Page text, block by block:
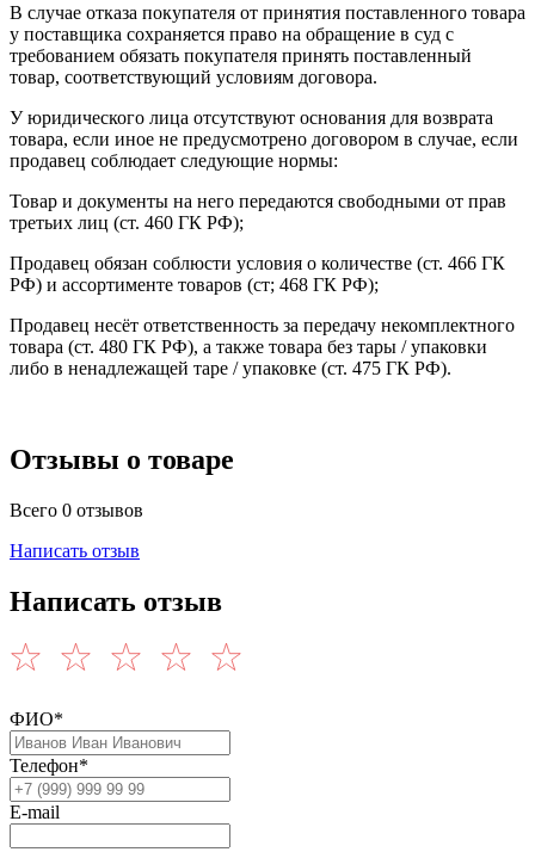
В случае отказа покупателя от принятия поставленного товара
у поставщика сохраняется право на обращение в суд с
требованием обязать покупателя принять поставленный
товар, соответствующий условиям договора.
У юридического лица отсутствуют основания для возврата
товара, если иное не предусмотрено договором в случае, если
продавец соблюдает следующие нормы:
Товар и документы на него передаются свободными от прав
третьих лиц (ст. 460 ГК РФ);
Продавец обязан соблюсти условия о количестве (ст. 466 ГК
РФ) и ассортименте товаров (ст; 468 ГК РФ);
Продавец несёт ответственность за передачу некомплектного
товара (ст. 480 ГК РФ), а также товара без тары / упаковки
либо в ненадлежащей таре / упаковке (ст. 475 ГК РФ).
Отзывы о товаре
Всего 0 отзывов
Написать отзыв
Написать отзыв
ФИО*
Телефон*
E-mail